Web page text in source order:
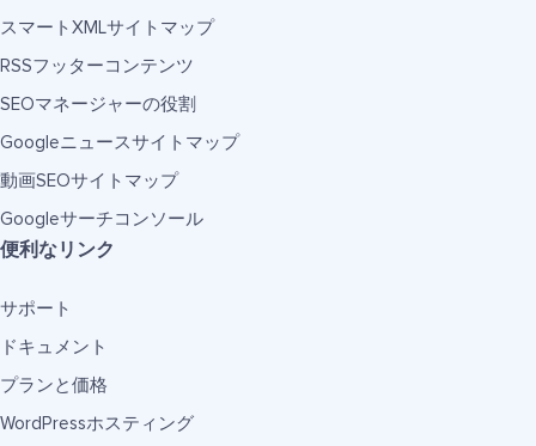
スマートXMLサイトマップ
RSSフッターコンテンツ
SEOマネージャーの役割
Googleニュースサイトマップ
動画SEOサイトマップ
Googleサーチコンソール
便利なリンク
サポート
ドキュメント
プランと価格
WordPressホスティング